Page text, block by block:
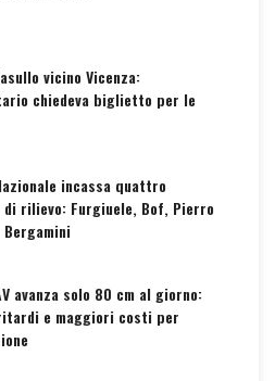
vicino Vicenza:
chiedeva biglietto per le
incassa quattro
di rilievo: Furgiuele, Bof, Pierro
Bergamini
avanza solo 80 cm al giorno:
e maggiori costi per